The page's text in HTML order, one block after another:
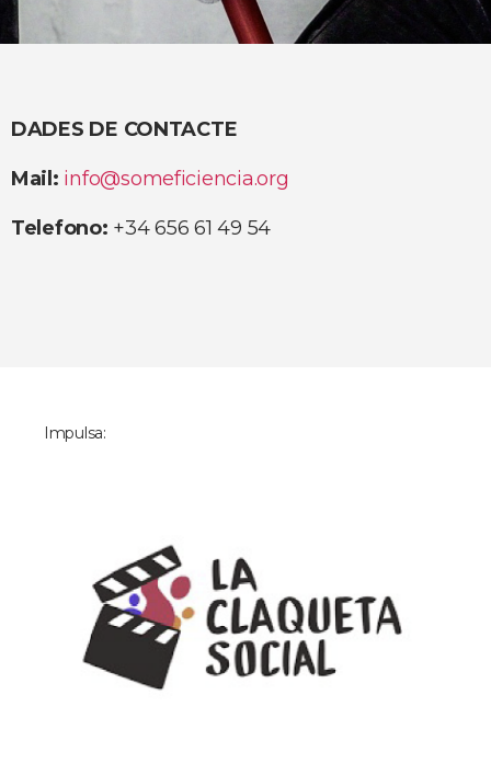
DADES DE CONTACTE
Mail: info@someficiencia.org
Telefono: +34 656 61 49 54
Impulsa: